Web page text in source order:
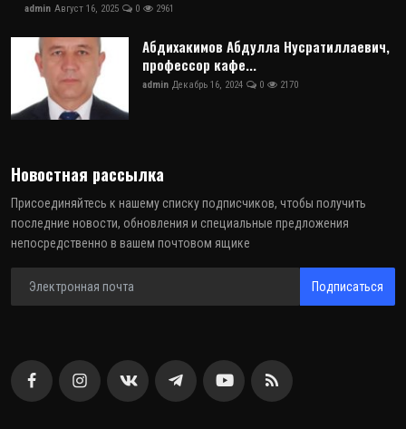
admin Август 16, 2025 0 2961
Абдихакимов Абдулла Нусратиллаевич,
профессор кафе...
admin Декабрь 16, 2024 0 2170
Новостная рассылка
Присоединяйтесь к нашему списку подписчиков, чтобы получить
последние новости, обновления и специальные предложения
непосредственно в вашем почтовом ящике
Подписаться